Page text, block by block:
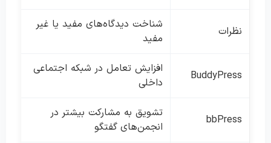
نظرات
شناخت دیدگاه‌های مفید یا غیر
مفید
BuddyPress
افزایش تعامل در شبکه اجتماعی
داخلی
bbPress
تشویق به مشارکت بیشتر در
انجمن‌های گفتگو